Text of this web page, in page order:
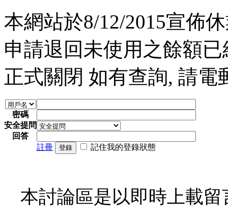
本網站於8/12/2015宣佈
申請退回未使用之餘額
正式關閉 如有查詢, 請電
密碼
安全提問
回答
註冊
登錄 記住我的登錄狀態
本討論區是以即時上載